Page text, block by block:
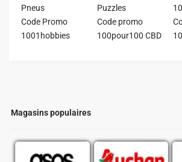
Magasins populaires
Pneus
Puzzles
Code Promo
1001hobbies
Code promo
100pour100 CBD